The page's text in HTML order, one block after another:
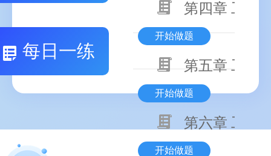
每日一练
第四章 工程
开始做题
第五章 工程
开始做题
第六章 工程
开始做题